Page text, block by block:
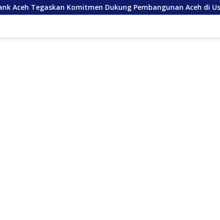
Dukung Pembangunan Aceh di Usia ke-53